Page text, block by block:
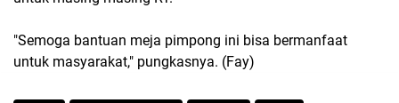
"Semoga bantuan meja pimpong ini bisa bermanfaat
untuk masyarakat," pungkasnya. (Fay)